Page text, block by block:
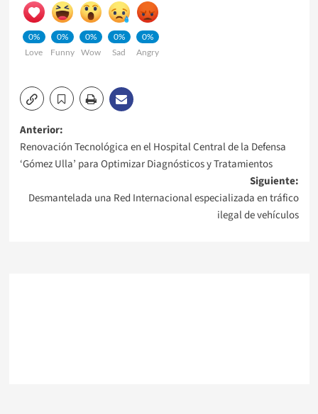
0%
Love
0%
Funny
0%
Wow
0%
Sad
0%
Angry
Navegación
de
entradas
Anterior:
Renovación Tecnológica en el Hospital Central de la Defensa
‘Gómez Ulla’ para Optimizar Diagnósticos y Tratamientos
Siguiente:
Desmantelada una Red Internacional especializada en tráfico
ilegal de vehículos